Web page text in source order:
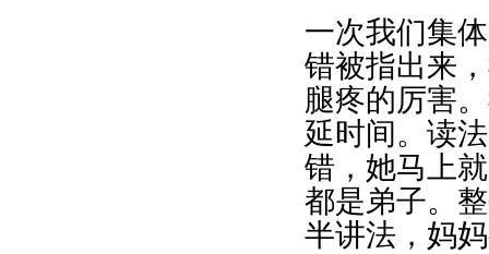
一次我们集
错被指出来
腿疼的厉害
延时间。读
错，她马上
都是弟子。
半讲法，妈